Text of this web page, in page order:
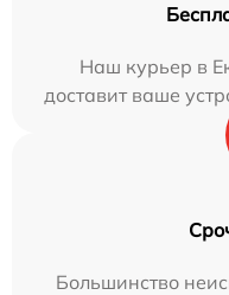
Наш курьер в
доставит ваше
Большинство